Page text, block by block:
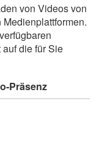
von Videos von
die für Sie
Präsenz